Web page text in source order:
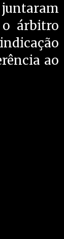
juntaram
árbitro
ao